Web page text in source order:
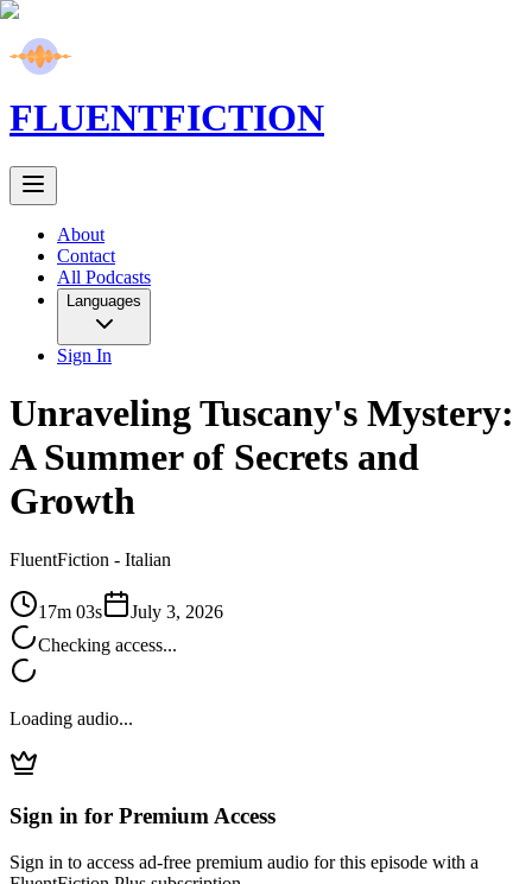
FLUENTFICTION
About
Contact
All Podcasts
Languages
Sign In
Unraveling Tuscany's Mystery:
A Summer of Secrets and
Growth
FluentFiction - Italian
17m 03s
July 3, 2026
Checking access...
Loading audio...
Sign in for Premium Access
Sign in to access ad-free premium audio for this episode with a